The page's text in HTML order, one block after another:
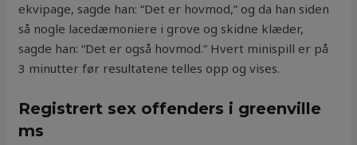
ekvipage, sagde han: “Det er hovmod,” og da han siden
så nogle lacedæmoniere i grove og skidne klæder,
sagde han: “Det er også hovmod.” Hvert minispill er på
3 minutter før resultatene telles opp og vises.
Registrert sex offenders i greenville
ms